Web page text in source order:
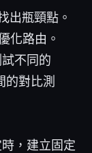
出瓶頸點。
化路由。
不同的
的對比測
，建立固定